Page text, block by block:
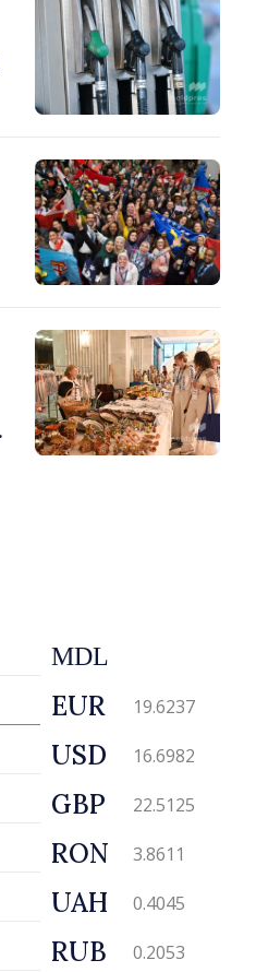
MDL
EUR 19.6237
USD 16.6982
GBP 22.5125
RON 3.8611
UAH 0.4045
RUB 0.2053